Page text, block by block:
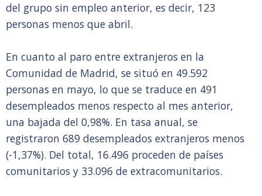
del grupo sin empleo anterior, es decir, 123
personas menos que abril.
En cuanto al paro entre extranjeros en la
Comunidad de Madrid, se situó en 49.592
personas en mayo, lo que se traduce en 491
desempleados menos respecto al mes anterior,
una bajada del 0,98%. En tasa anual, se
registraron 689 desempleados extranjeros menos
(-1,37%). Del total, 16.496 proceden de países
comunitarios y 33.096 de extracomunitarios.